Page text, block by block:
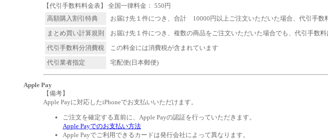
【代引手数料料金表】 全国一律料金： 550円
高額購入割引特典
お届け先１件につき、合計 10000円以上ご注文いただいた場合、代引手数
まとめ買い計算規則
お届け先１件につき、複数の商品をご注文いただいた場合でも、代引手数料
代引手数料分消費税
この料金には消費税が含まれています
代引業者指定
宅配便(日本郵便)
Apple Pay
【備考】
Apple Payに対応したiPhoneでお支払いいただけます。
ご注文を確定する直前に、Apple Payの認証を行っていただきます。
Apple Payでのお支払い方法
Apple Payでご利用できるカードは発行会社によって異なります。